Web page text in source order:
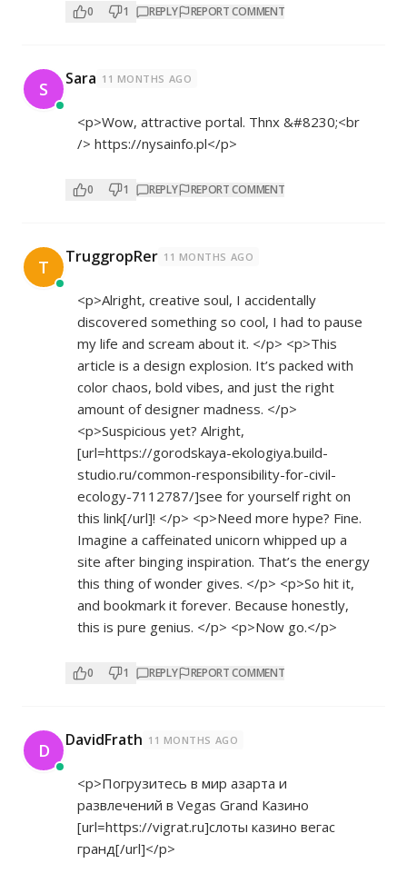
0 1 REPLY REPORT COMMENT
S Sara 11 MONTHS AGO
<p>Wow, attractive portal. Thnx &#8230;<br
/> https://nysainfo.pl</p>
0 1 REPLY REPORT COMMENT
T TruggropRer 11 MONTHS AGO
<p>Alright, creative soul, I accidentally
discovered something so cool, I had to pause
my life and scream about it. </p> <p>This
article is a design explosion. It’s packed with
color chaos, bold vibes, and just the right
amount of designer madness. </p>
<p>Suspicious yet? Alright,
[url=https://gorodskaya-ekologiya.build-
studio.ru/common-responsibility-for-civil-
ecology-7112787/]see for yourself right on
this link[/url]! </p> <p>Need more hype? Fine.
Imagine a caffeinated unicorn whipped up a
site after binging inspiration. That’s the energy
this thing of wonder gives. </p> <p>So hit it,
and bookmark it forever. Because honestly,
this is pure genius. </p> <p>Now go.</p>
0 1 REPLY REPORT COMMENT
D DavidFrath 11 MONTHS AGO
<p>Погрузитесь в мир азарта и
развлечений в Vegas Grand Казино
[url=https://vigrat.ru]слоты казино вегас
гранд[/url]</p>